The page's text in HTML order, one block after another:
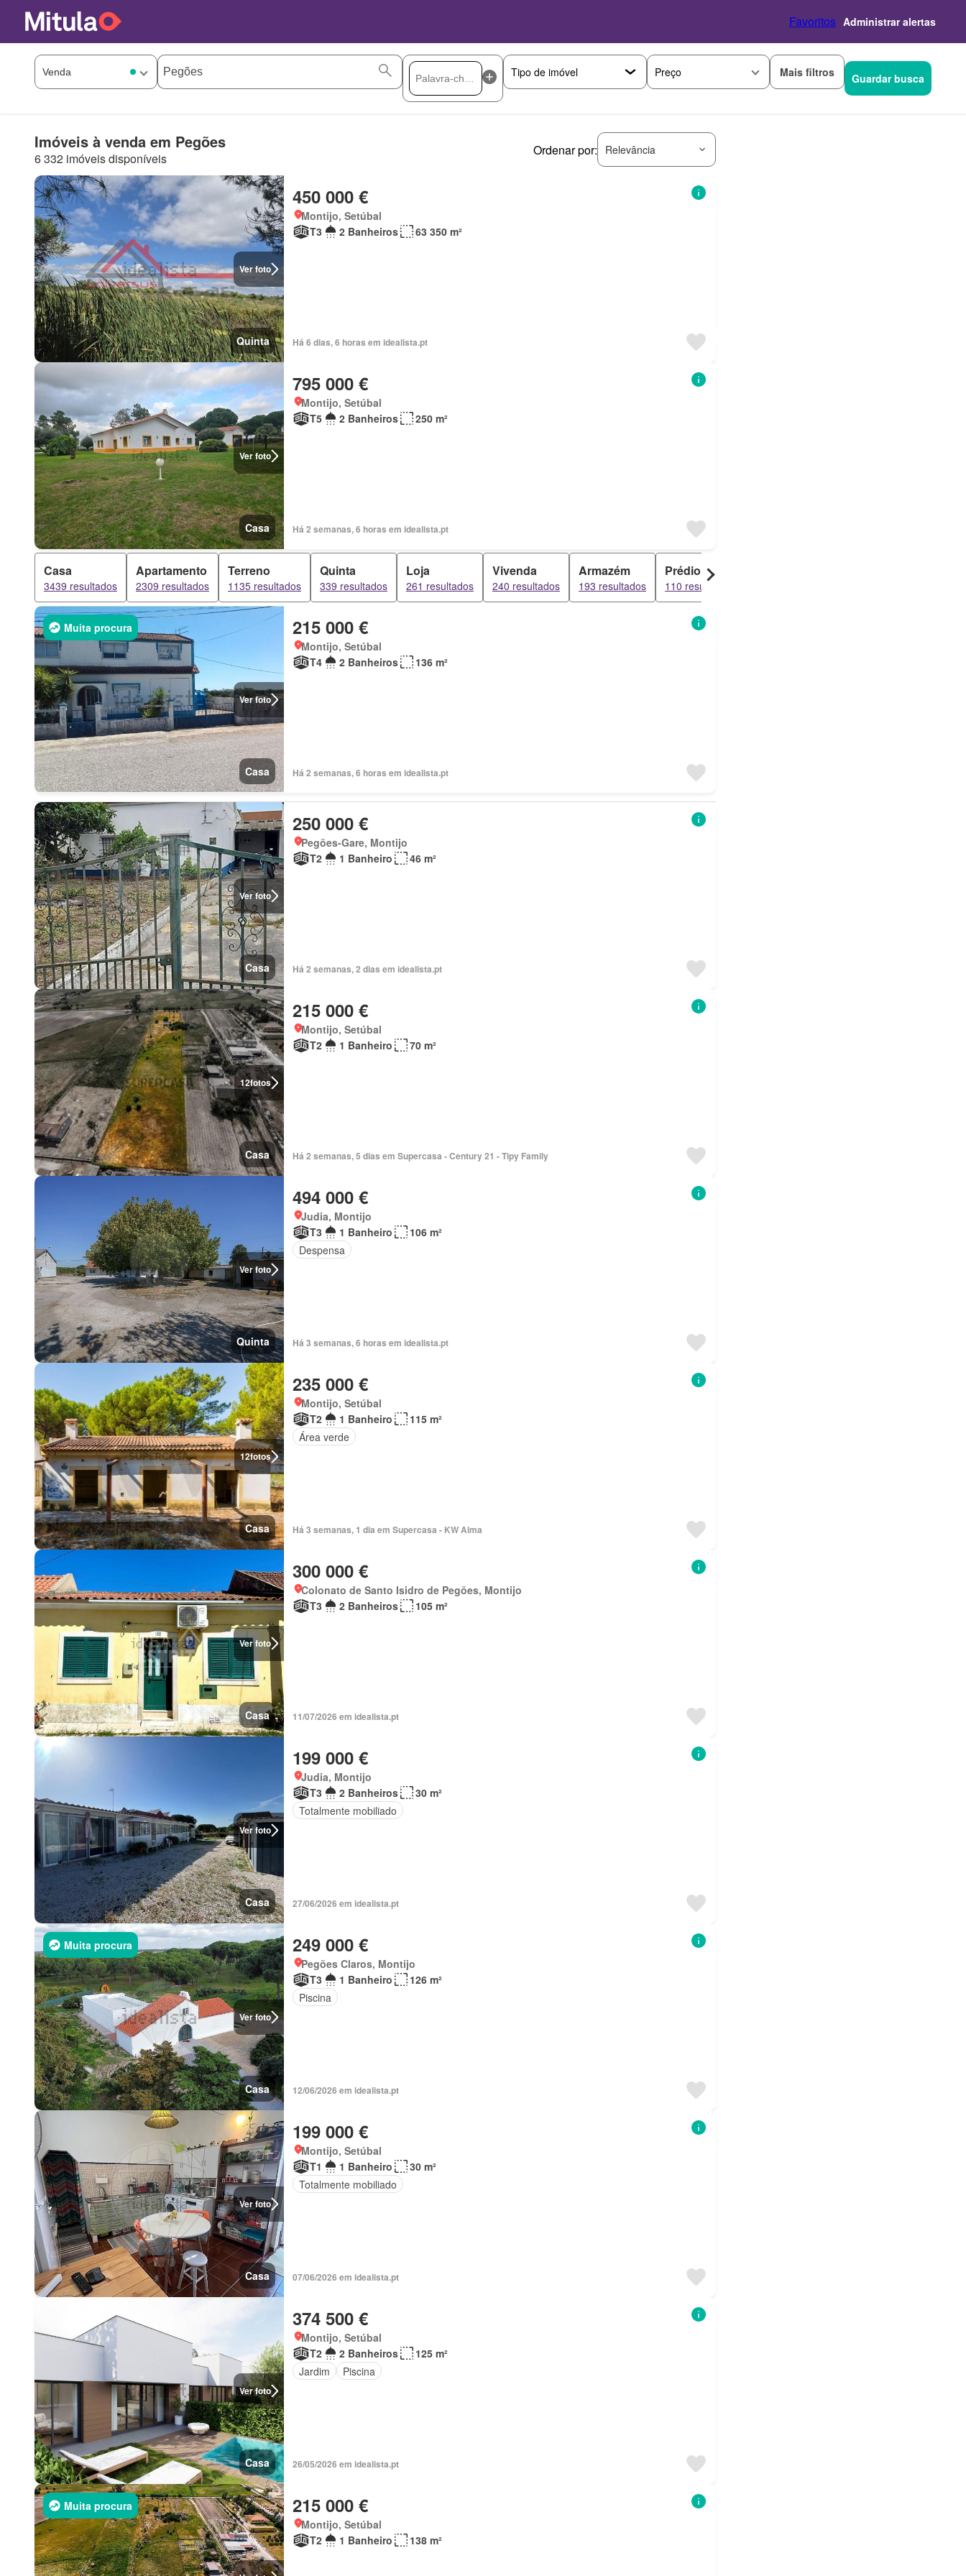
Favoritos Administrar alertas
Preço Mais filtros Guardar busca
Imóveis à venda em Pegões
6 332 imóveis disponíveis
Ordenar por: Relevância
Ver foto
Quinta
450 000 €
Montijo, Setúbal
T3
2 Banheiros 63 350 m²
Há 6 dias, 6 horas em idealista.pt
Ver foto
Casa
795 000 €
Montijo, Setúbal
T5
2 Banheiros 250 m²
Há 2 semanas, 6 horas em idealista.pt
Casa
3439 resultados
Apartamento
2309 resultados
Terreno
1135 resultados
Quinta
339 resultados
Loja
261 resultados
Vivenda
240 resultados
Armazém
193 resultados
Prédio
110 resultados
Ver foto
Muita procura
Casa
215 000 €
Montijo, Setúbal
T4
2 Banheiros 136 m²
Há 2 semanas, 6 horas em idealista.pt
Ver foto
Casa
250 000 €
Pegões-Gare, Montijo
T2
1 Banheiro 46 m²
Há 2 semanas, 2 dias em idealista.pt
12fotos
Casa
215 000 €
Montijo, Setúbal
T2
1 Banheiro 70 m²
Há 2 semanas, 5 dias em Supercasa - Century 21 - Tipy Family
Ver foto
Quinta
494 000 €
Judia, Montijo
T3
1 Banheiro
106 m²
Despensa
Há 3 semanas, 6 horas em idealista.pt
12fotos
Casa
235 000 €
Montijo, Setúbal
T2
1 Banheiro
115 m²
Área verde
Há 3 semanas, 1 dia em Supercasa - KW Alma
Ver foto
Casa
300 000 €
Colonato de Santo Isidro de Pegões, Montijo
T3
2 Banheiros 105 m²
11/07/2026 em idealista.pt
Ver foto
Casa
199 000 €
Judia, Montijo
T3
2 Banheiros
30 m²
Totalmente mobiliado
27/06/2026 em idealista.pt
Ver foto
Muita procura
Casa
249 000 €
Pegões Claros, Montijo
T3
1 Banheiro
126 m²
Piscina
12/06/2026 em idealista.pt
Ver foto
Casa
199 000 €
Montijo, Setúbal
T1
1 Banheiro
30 m²
Totalmente mobiliado
07/06/2026 em idealista.pt
Ver foto
Casa
374 500 €
Montijo, Setúbal
T2
2 Banheiros
125 m²
Jardim
Piscina
26/05/2026 em idealista.pt
Muita procura 215 000 €
Montijo, Setúbal
T2
1 Banheiro 138 m²